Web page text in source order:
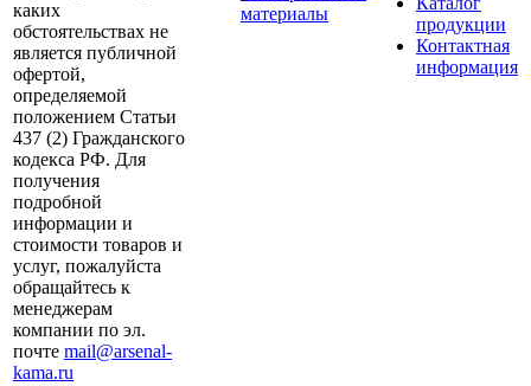
каких
обстоятельствах не
является публичной
офертой,
определяемой
положением Статьи
437 (2) Гражданского
кодекса РФ. Для
получения
подробной
информации и
стоимости товаров и
услуг, пожалуйста
обращайтесь к
менеджерам
компании по эл.
почте mail@arsenal-
kama.ru
материалы
продукции
Контактная
информация